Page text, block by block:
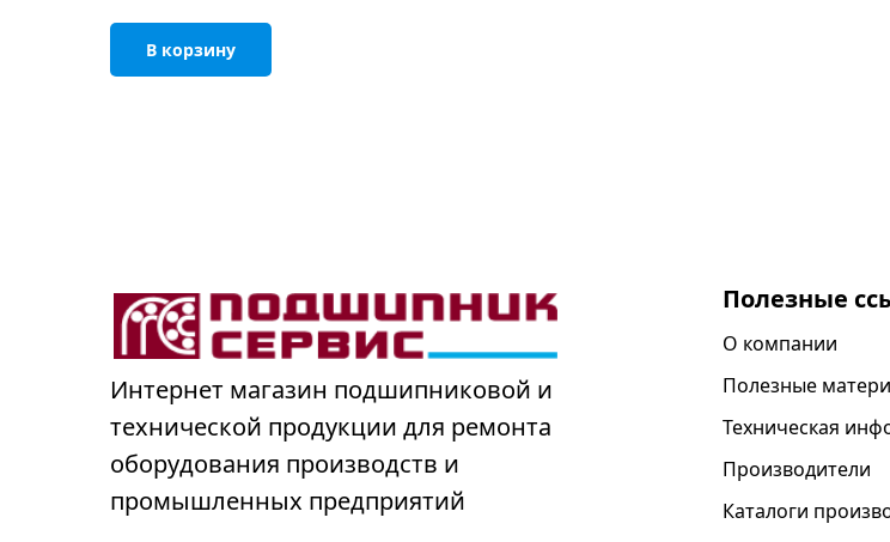
В корзину
Интернет магазин подшипниковой и
технической продукции для ремонта
оборудования производств и
промышленных предприятий
Полезные
О компании
Полезные
Техническая
Производители
Каталоги